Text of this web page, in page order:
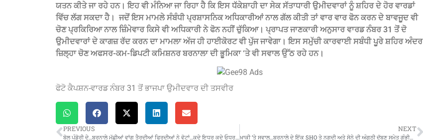
ਯਤਨ ਕੀਤੇ ਜਾ ਰਹੇ ਹਨ। ਇਹ ਵੀ ਮੰਨਿਆ ਜਾ ਰਿਹਾ ਹੈ ਕਿ ਇਸ ਧੱਕੇਸ਼ਾਹੀ ਦਾ ਸੇਕ ਸੱਤਾਧਾਰੀ ਉਮੀਦਵਾਰਾਂ ਨੂੰ ਸ਼ਹਿਰ ਦੇ ਹੋਰ ਵਾਰਡਾਂ
ਵਿੱਚ ਲੱਗ ਸਕਦਾ ਹੈ। ‌ ਜਦੋਂ ਇਸ ਮਾਮਲੇ ਸੰਬੰਧੀ ਪ੍ਰਸ਼ਾਸਨਿਕ ਅਧਿਕਾਰੀਆਂ ਨਾਲ ਗੱਲ ਕੀਤੀ ਤਾਂ ਵਾਰ ਵਾਰ ਫੋਨ ਕਰਨ ਦੇ ਬਾਵਜੂਦ ਵੀ
ਚੋਣ ਪ੍ਰਕਿਰਿਆ ਨਾਲ ਜ਼ਿੰਮੇਵਾਰ ਕਿਸੇ ਵੀ ਅਧਿਕਾਰੀ ਨੇ ਫੋਨ ਨਹੀਂ ਚੁੱਕਿਆ। ਪ੍ਰਾਪਤ ਜਾਣਕਾਰੀ ਅਨੁਸਾਰ ਵਾਰਡ ਨੰਬਰ 31 ਤੋਂ ਦੋ
ਉਮੀਦਵਾਰਾਂ ਦੇ ਕਾਗਜ਼ ਰੱਦ ਕਰਨ ਦਾ ਮਾਮਲਾ ਅੱਜ ਹੀ ਹਾਈਕੋਰਟ ਵੀ ਪੁੱਜ ਜਾਵੇਗਾ। ਇਸ ਸਮੁੱਚੀ ਕਾਰਵਾਈ ਸਬੰਧੀ ਪੂਰੇ ਸ਼ਹਿਰ ਅੰਦਰ
ਜ਼ਿਲ੍ਹਾ ਚੋਣ ਅਫਸਰ-ਕਮ-ਡਿਪਟੀ ਕਮਿਸ਼ਨਰ ਬਰਨਾਲਾ ਦੀ ਭੂਮਿਕਾ ‘ਤੇ ਵੀ ਸਵਾਲ ਉੱਠ ਰਹੇ ਹਨ।
ਫੋਟੋ ਕੈਪਸ਼ਨ-ਵਾਰਡ ਨੰਬਰ 31 ਤੋਂ ਭਾਜਪਾ ਉਮੀਦਵਾਰ ਦੀ ਤਸਵੀਰ
PREVIOUS NEXT
ਖ਼ਾਕੀ ‘ਤੇ ਸਵਾਲ…ਬਰਨਾਲੇ ਦੇ ਇੱਕ SHO ਤੇ ਨਗਦੀ ਅਤੇ ਸੋਨੇ ਦੀ ਅੰਗੂਠੀ ਦੱਬਣ ਸਮੇਤ ਗੰਭੀਰ ਦੋਸ਼